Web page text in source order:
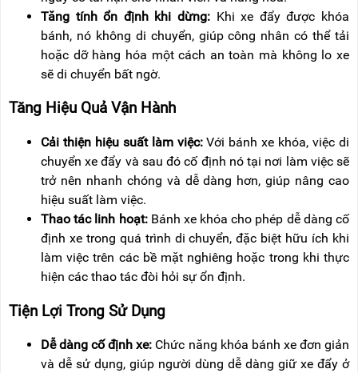
HÀNG
TỰ
ĐỘNG
Tăng tính ổn định khi dừng: Khi xe đẩy được khóa
bánh, nó không di chuyển, giúp công nhân có thể tải
hoặc dỡ hàng hóa một cách an toàn mà không lo xe
sẽ di chuyển bất ngờ.
Tăng Hiệu Quả Vận Hành
Cải thiện hiệu suất làm việc:Với bánh xe khóa, việc di
chuyển xe đẩy và sau đó cố định nó tại nơi làm việc sẽ
trở nên nhanh chóng và dễ dàng hơn, giúp nâng cao
hiệu suất làm việc.
Thao tác linh hoạt:Bánh xe khóa cho phép dễ dàng cố
định xe trong quá trình di chuyển, đặc biệt hữu ích khi
làm việc trên các bề mặt nghiêng hoặc trong khi thực
hiện các thao tác đòi hỏi sự ổn định.
Tiện Lợi Trong Sử Dụng
Dễ dàng cố định xe: Chức năng khóa bánh xe đơn giản
và dễ sử dụng, giúp người dùng dễ dàng giữ xe đẩy ở